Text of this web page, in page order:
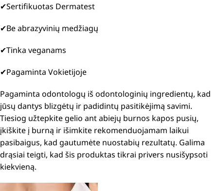
✔Sertifikuotas Dermatest
✔Be abrazyvinių medžiagų
✔Tinka veganams
✔Pagaminta Vokietijoje
Pagaminta odontologų iš odontologinių ingredientų, kad
jūsų dantys blizgėtų ir padidintų pasitikėjimą savimi.
Tiesiog užtepkite gelio ant abiejų burnos kapos pusių,
įkiškite į burną ir išimkite rekomenduojamam laikui
pasibaigus, kad gautumėte nuostabių rezultatų. Galima
drąsiai teigti, kad šis produktas tikrai privers nusišypsoti
kiekvieną.